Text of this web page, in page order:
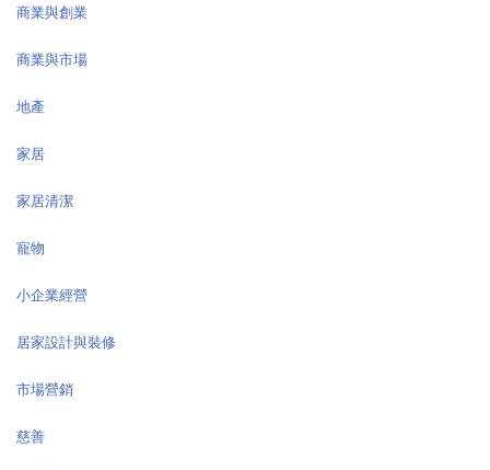
商業與創業
商業與市場
地產
家居
家居清潔
寵物
小企業經營
居家設計與裝修
市場營銷
慈善